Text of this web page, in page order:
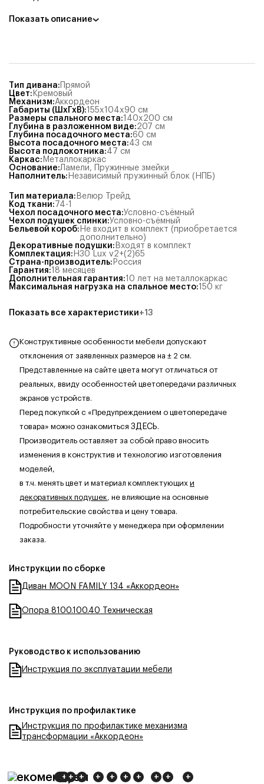
Показать описание
Тип дивана: Прямой
Цвет: Кремовый
Механизм:Аккордеон
Габариты (ШхГхВ):155x104x90 см
Размеры спального места:140x200 см
Глубина в разложенном виде:207 см
Глубина посадочного места:60 см
Высота посадочного места:43 см
Высота подлокотника:47 см
Каркас: Металлокаркас
Основание:Ламели,
Пружинные змейки
Наполнитель: Независимый пружинный блок (НПБ)
Тип материала: Велюр Трейд
Код ткани: 74-1
Чехол посадочного места:Условно-съёмный
Чехол подушек спинки:Условно-съёмный
Бельевой короб: Не входит в комплект (приобретается
дополнительно)
Декоративные подушки: Входят в комплект
Комплектация: Н30 Lux v2+(2)65
Страна-производитель: Россия
Гарантия:18 месяцев
Дополнительная гарантия:10 лет на металлокаркас
Максимальная нагрузка на спальное место:150 кг
Показать все характеристики+13
Конструктивные особенности мебели допускают
отклонения от заявленных размеров на ± 2 см.
Представленные на сайте цвета могут отличаться от
реальных, ввиду особенностей цветопередачи различных
экранов устройств.
Перед покупкой с «Предупреждением о цветопередаче
товара» можно ознакомиться ЗДЕСЬ.
Производитель оставляет за собой право вносить
изменения в конструктив и технологию изготовления
моделей,
в т.ч. менять цвет и материал комплектующих и
декоративных подушек, не влияющие на основные
потребительские свойства и цену товара.
Подробности уточняйте у менеджера при оформлении
заказа.
Инструкции по сборке
Диван MOON FAMILY 134 «Аккордеон»
Опора 8100.100.40 Техническая
Руководство к использованию
Инструкция по эксплуатации мебели
Инструкция по профилактике
Инструкция по профилактике механизма
трансформации «Аккордеон»
+ +
+
++
+ + + + +
+ +
Рекомендуем